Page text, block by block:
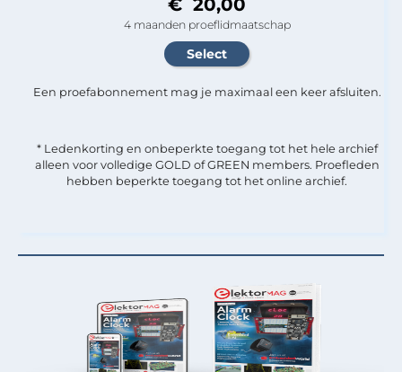
€ 20,00
4 maanden proeflidmaatschap
Een proefabonnement mag je maximaal een keer afsluiten.
* Ledenkorting en onbeperkte toegang tot het hele archief
alleen voor volledige GOLD of GREEN members. Proefleden
hebben beperkte toegang tot het online archief.